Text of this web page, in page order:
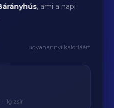
, ami a napi
ugyanannyi kalóriáért
1g zsír